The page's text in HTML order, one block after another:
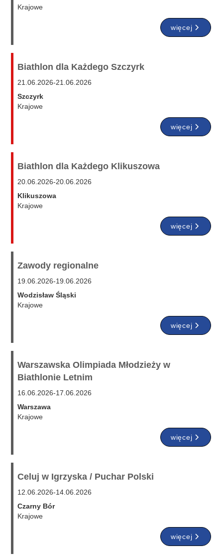
Krajowe
więcej
Biathlon dla Każdego Szczyrk
21.06.2026-21.06.2026
Szczyrk
Krajowe
więcej
Biathlon dla Każdego Klikuszowa
20.06.2026-20.06.2026
Klikuszowa
Krajowe
więcej
Zawody regionalne
19.06.2026-19.06.2026
Wodzisław Śląski
Krajowe
więcej
Warszawska Olimpiada Młodzieży w
Biathlonie Letnim
16.06.2026-17.06.2026
Warszawa
Krajowe
więcej
Celuj w Igrzyska / Puchar Polski
12.06.2026-14.06.2026
Czarny Bór
Krajowe
więcej